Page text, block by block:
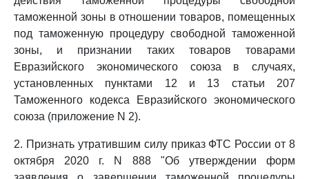
таможенной зоны в отношении товаров, помещенных
под таможенную процедуру свободной таможенной
зоны, и признании таких товаров товарами
Евразийского экономического союза в случаях,
установленных пунктами 12 и 13 статьи 207
Таможенного кодекса Евразийского экономического
союза (приложение N 2).
2. Признать утратившим силу приказ ФТС России от 8
октября 2020 г. N 888 "Об утверждении форм